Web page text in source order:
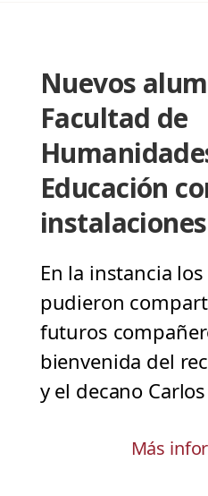
Nuevos
Facultad de
Educación
instalaciones
En la instancia
pudieron
futuros
bienvenida del
y el decano
Más